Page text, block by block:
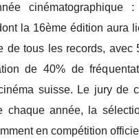
cinématographique
la 16ème édition aura
de tous les records, avec
de 40% de
suisse. Le jury de
chaque année, la
en compétition